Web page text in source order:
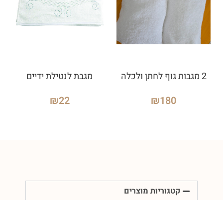
2 מגבות גוף לחתן ולכלה
₪180
מגבת לנטילת ידיים
₪22
קטגוריות מוצרים